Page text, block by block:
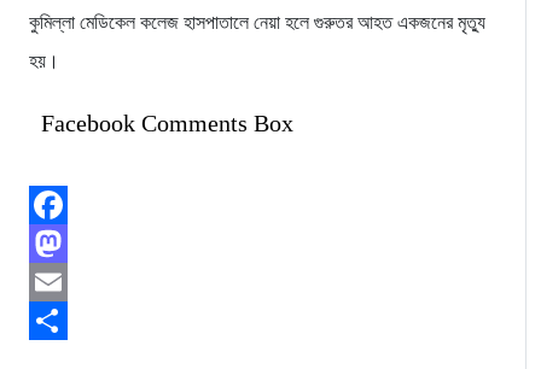
কুমিল্লা মেডিকেল কলেজ হাসপাতালে নেয়া হলে গুরুতর আহত একজনের মৃত্যু
হয়।
Facebook Comments Box
Facebook
Mastodon
Email